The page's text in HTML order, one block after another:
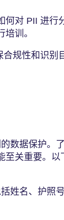
何对 PII 进行
训。
规性和识别
数据保护。
至关重要。以
姓名、护照